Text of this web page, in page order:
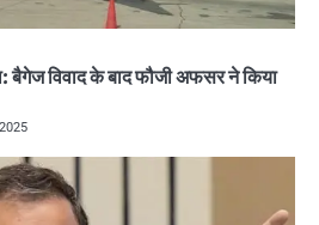
बैगेज विवाद के बाद फौजी अफसर ने किया